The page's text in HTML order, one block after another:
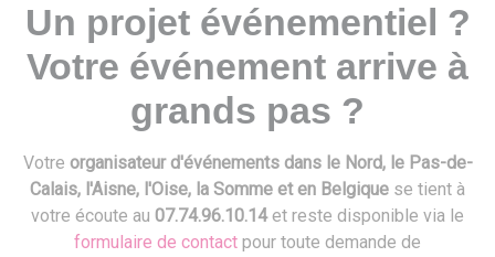
Un projet événementiel ?
Votre événement arrive à
grands pas ?
Votre organisateur d'événements dans le Nord, le Pas-de-
Calais, l'Aisne, l'Oise, la Somme et en Belgique se tient à
votre écoute au 07.74.96.10.14et reste disponible via le
formulaire de contact pour toute demande de